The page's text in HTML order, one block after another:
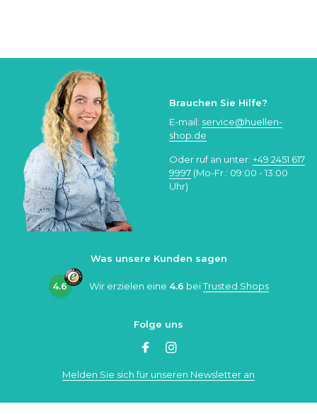
Brauchen Sie Hilfe?
E-mail: service@huellen-
shop.de
Oder ruf an unter: +49 2451 617
9997 (Mo-Fr.: 09:00 - 13:00
Uhr)
Was unsere Kunden sagen
4.6 Wir erzielen eine 4.6 beiTrusted Shops
Folge uns
Melden Sie sich für unseren Newsletter an